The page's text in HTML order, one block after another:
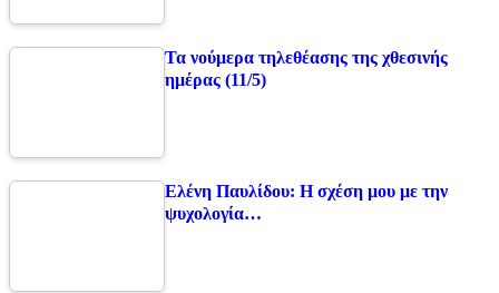
Τα νούμερα τηλεθέασης της χθεσινής
ημέρας (11/5)
Ελένη Παυλίδου: Η σχέση μου με την
ψυχολογία…